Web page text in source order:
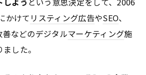
かけて リスティング広告やSEO、
善などのデジタルマーケティング施
した。